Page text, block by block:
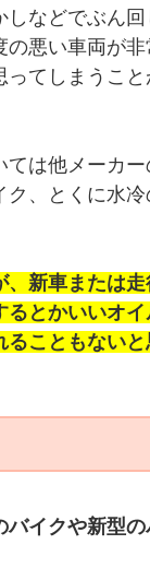
などでぶん
の悪い車両が
てしまうこと
ては他メーカ
、とくに水
新車または
とかいいオ
こともないと
イクや新型